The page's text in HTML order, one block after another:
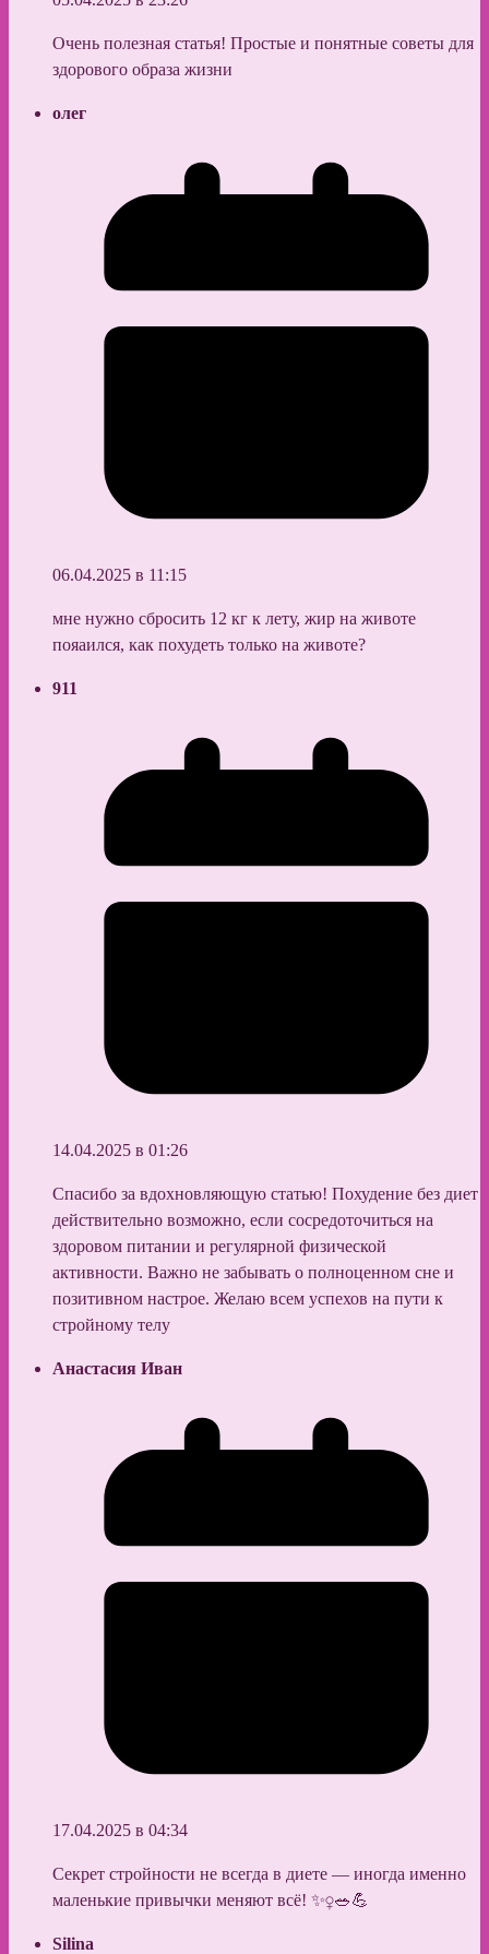
Очень полезная статья! Простые и понятные советы для
здорового образа жизни
олег
06.04.2025 в 11:15
мне нужно сбросить 12 кг к лету, жир на животе
пояаился, как похудеть только на животе?
911
14.04.2025 в 01:26
Спасибо за вдохновляющую статью! Похудение без диет
действительно возможно, если сосредоточиться на
здоровом питании и регулярной физической
активности. Важно не забывать о полноценном сне и
позитивном настрое. Желаю всем успехов на пути к
стройному телу
Анастасия Иван
17.04.2025 в 04:34
Секрет стройности не всегда в диете — иногда именно
маленькие привычки меняют всё! ✨‍♀️🥗💪
Silina